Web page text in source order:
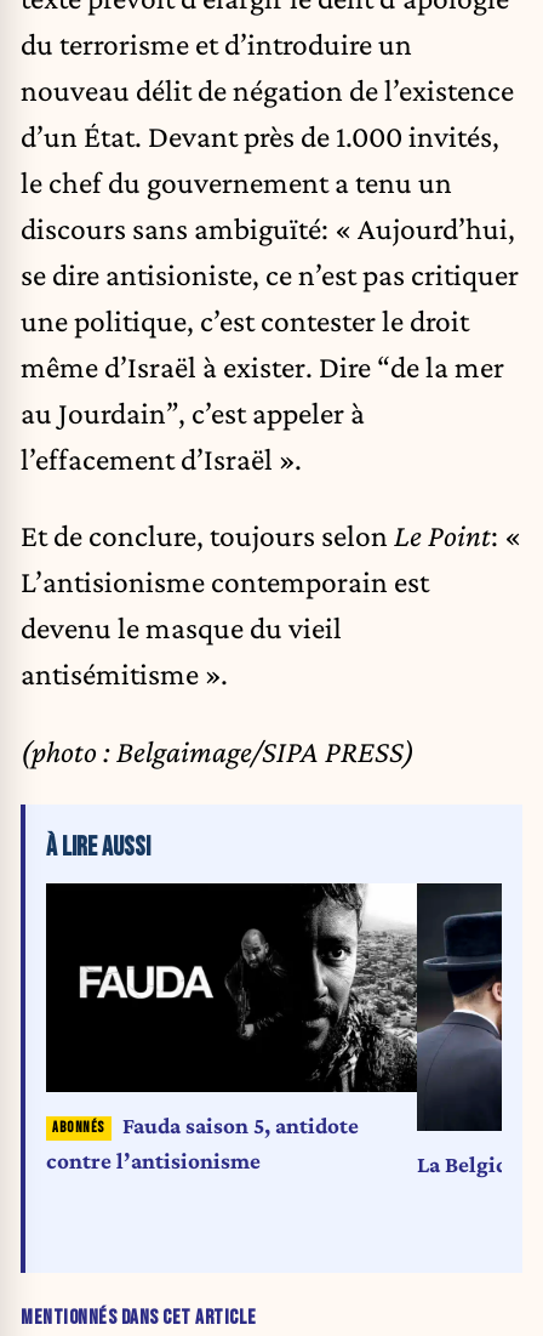
du terrorisme et d’introduire un
nouveau délit de négation de l’existence
d’un État. Devant près de 1.000 invités,
le chef du gouvernement a tenu un
discours sans ambiguïté: « Aujourd’hui,
se dire antisioniste, ce n’est pas critiquer
une politique, c’est contester le droit
même d’Israël à exister. Dire “de la mer
au Jourdain”, c’est appeler à
l’effacement d’Israël ».
Et de conclure, toujours selon Le Point: «
L’antisionisme contemporain est
devenu le masque du vieil
antisémitisme ».
(photo : Belgaimage/SIPA PRESS)
MENTIONNÉS DANS CET ARTICLE
À LIRE AUSSI
Fauda saison 5, antidote
contre l’antisionisme
La Belgique